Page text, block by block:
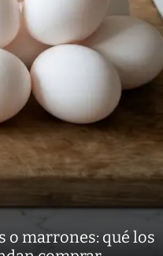
o marrones: qué los